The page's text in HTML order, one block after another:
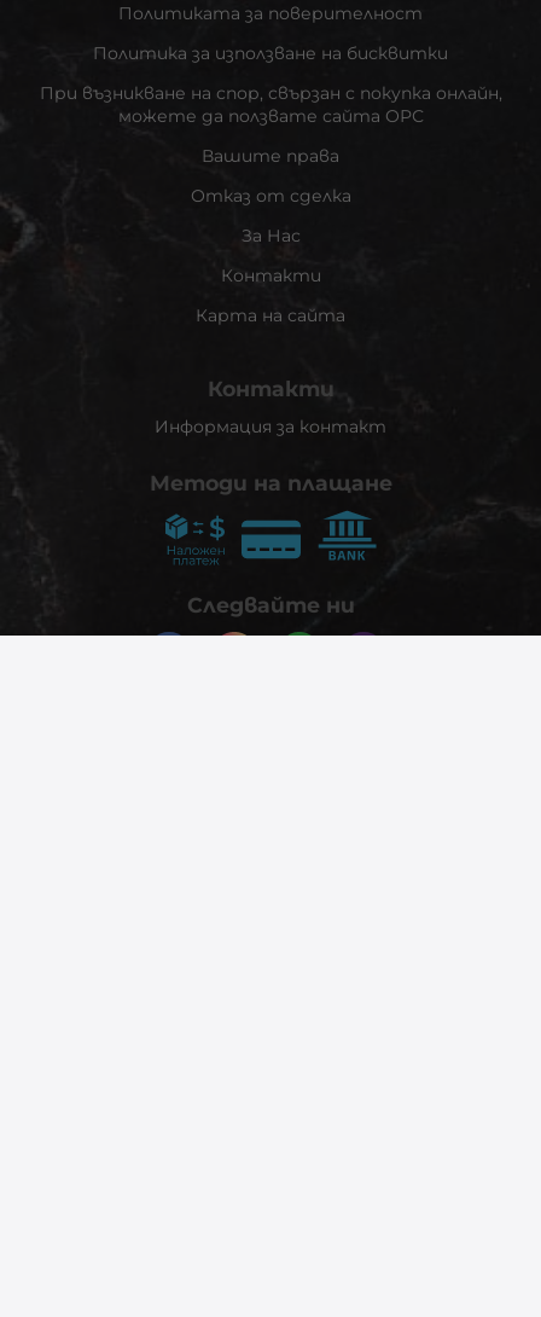
Политиката за поверителност
Политика за използване на бисквитки
При възникване на спор, свързан с покупка онлайн,
можете да ползвате сайта ОРС
Вашите права
Отказ от сделка
За Нас
Контакти
Карта на сайта
Контакти
Информация за контакт
Методи на плащане
Следвайте ни